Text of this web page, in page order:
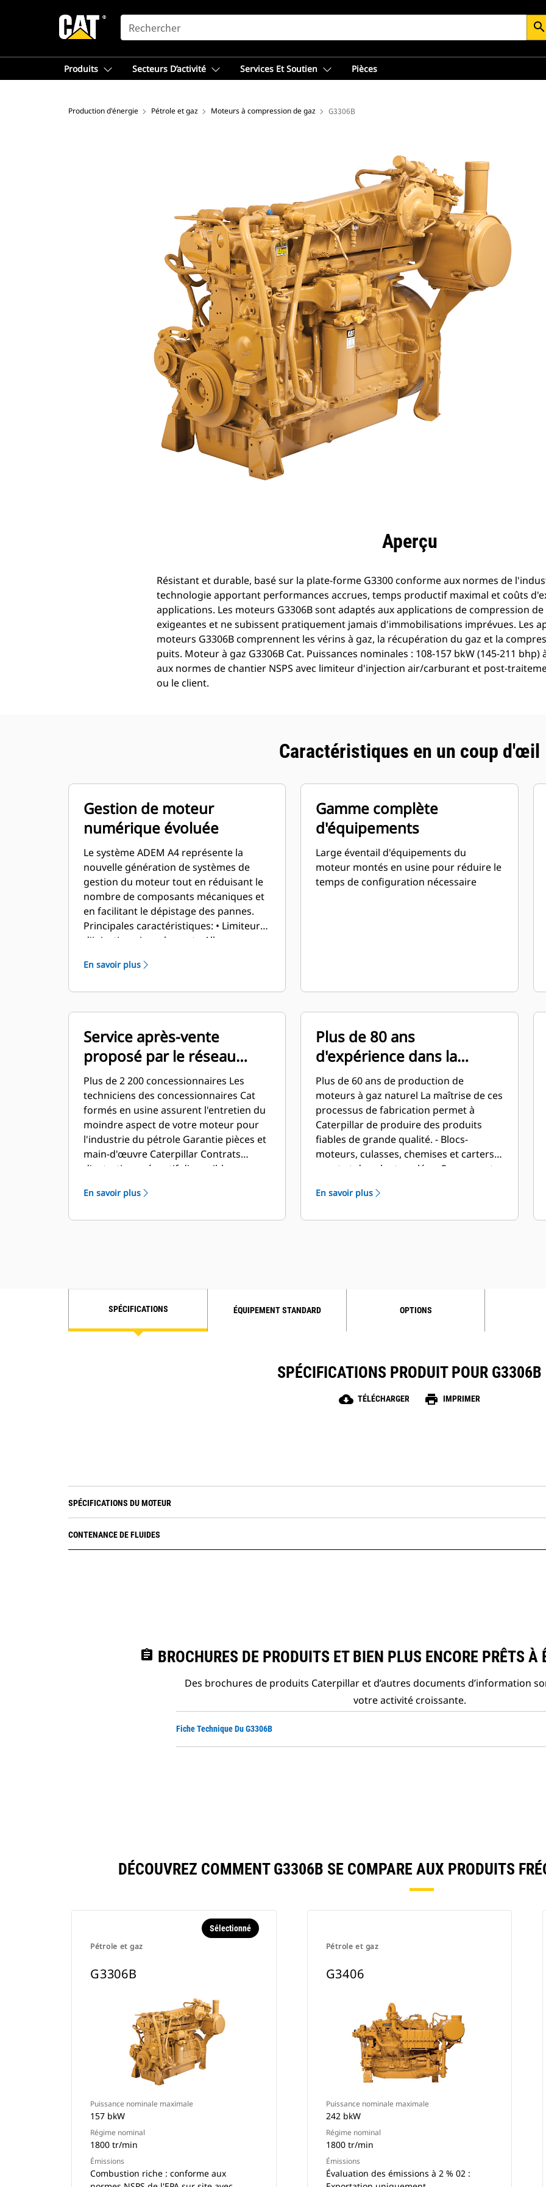
SEARCH search
Produits Secteurs D’activité Services Et Soutien Pièces
Production d'énergie Pétrole et gaz Moteurs à compression de gaz G3306B
Aperçu
Résistant et durable, basé sur la plate-forme G3300 conforme aux normes de
technologie apportant performances accrues, temps productif maximal et coûts
applications. Les moteurs G3306B sont adaptés aux applications de compression
exigeantes et ne subissent pratiquement jamais d'immobilisations imprévues. Les
moteurs G3306B comprennent les vérins à gaz, la récupération du gaz et la
puits. Moteur à gaz G3306B Cat. Puissances nominales : 108-157 bkW (145-211
aux normes de chantier NSPS avec limiteur d'injection air/carburant et post-
ou le client.
Caractéristiques en un coup d'œil
Gestion de moteur
numérique évoluée
Le système ADEM A4 représente la
nouvelle génération de systèmes de
gestion du moteur tout en réduisant le
nombre de composants mécaniques et
en facilitant le dépistage des pannes.
Principales caractéristiques: • Limiteur
d'injection air-carburant • Allumage
électronique/commande de vitesse •
En savoir plus
Gamme complète
d'équipements
Large éventail d'équipements du
moteur montés en usine pour réduire le
temps de configuration nécessaire
Service après-vente
proposé par le réseau
mondial de
concessionnaires Cat
Plus de 2 200 concessionnaires Les
techniciens des concessionnaires Cat
formés en usine assurent l'entretien du
moindre aspect de votre moteur pour
l'industrie du pétrole Garantie pièces et
main-d'œuvre Caterpillar Contrats
d'entretien préventif disponibles avec
programmes S•O•SSM comparent vos
présence de sous-produits de
d'huile propre au site
En savoir plus
Plus de 80 ans
d'expérience dans la
fabrication de moteurs
Plus de 60 ans de production de
moteurs à gaz naturel La maîtrise de ces
processus de fabrication permet à
Caterpillar de produire des produits
fiables de grande qualité. - Blocs-
moteurs, culasses, chemises et carters
avant et de volant coulés – Composants
monté
En savoir plus
SPÉCIFICATIONS ÉQUIPEMENT STANDARD OPTIONS
SPÉCIFICATIONS PRODUIT POUR G3306B
cloud_download TÉLÉCHARGER print IMPRIMER
SPÉCIFICATIONS DU MOTEUR
CONTENANCE DE FLUIDES
assignment BROCHURES DE PRODUITS ET BIEN PLUS ENCORE PRÊTS À
Des brochures de produits Caterpillar et d’autres documents d’information
votre activité croissante.
Fiche Technique Du G3306B
DÉCOUVREZ COMMENT G3306B SE COMPARE AUX PRODUITS
Pétrole et gaz
Sélectionné
G3306B
Puissance nominale maximale
157 bkW
Régime nominal
1800 tr/min
Émissions
Combustion riche : conforme aux
Pétrole et gaz
G3406
Puissance nominale maximale
242 bkW
Régime nominal
1800 tr/min
Émissions
Évaluation des émissions à 2 % 02 :